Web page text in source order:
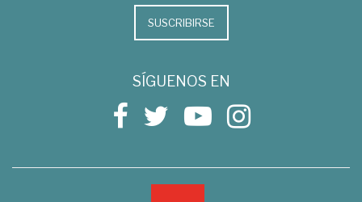
SUSCRIBIRSE
SÍGUENOS EN